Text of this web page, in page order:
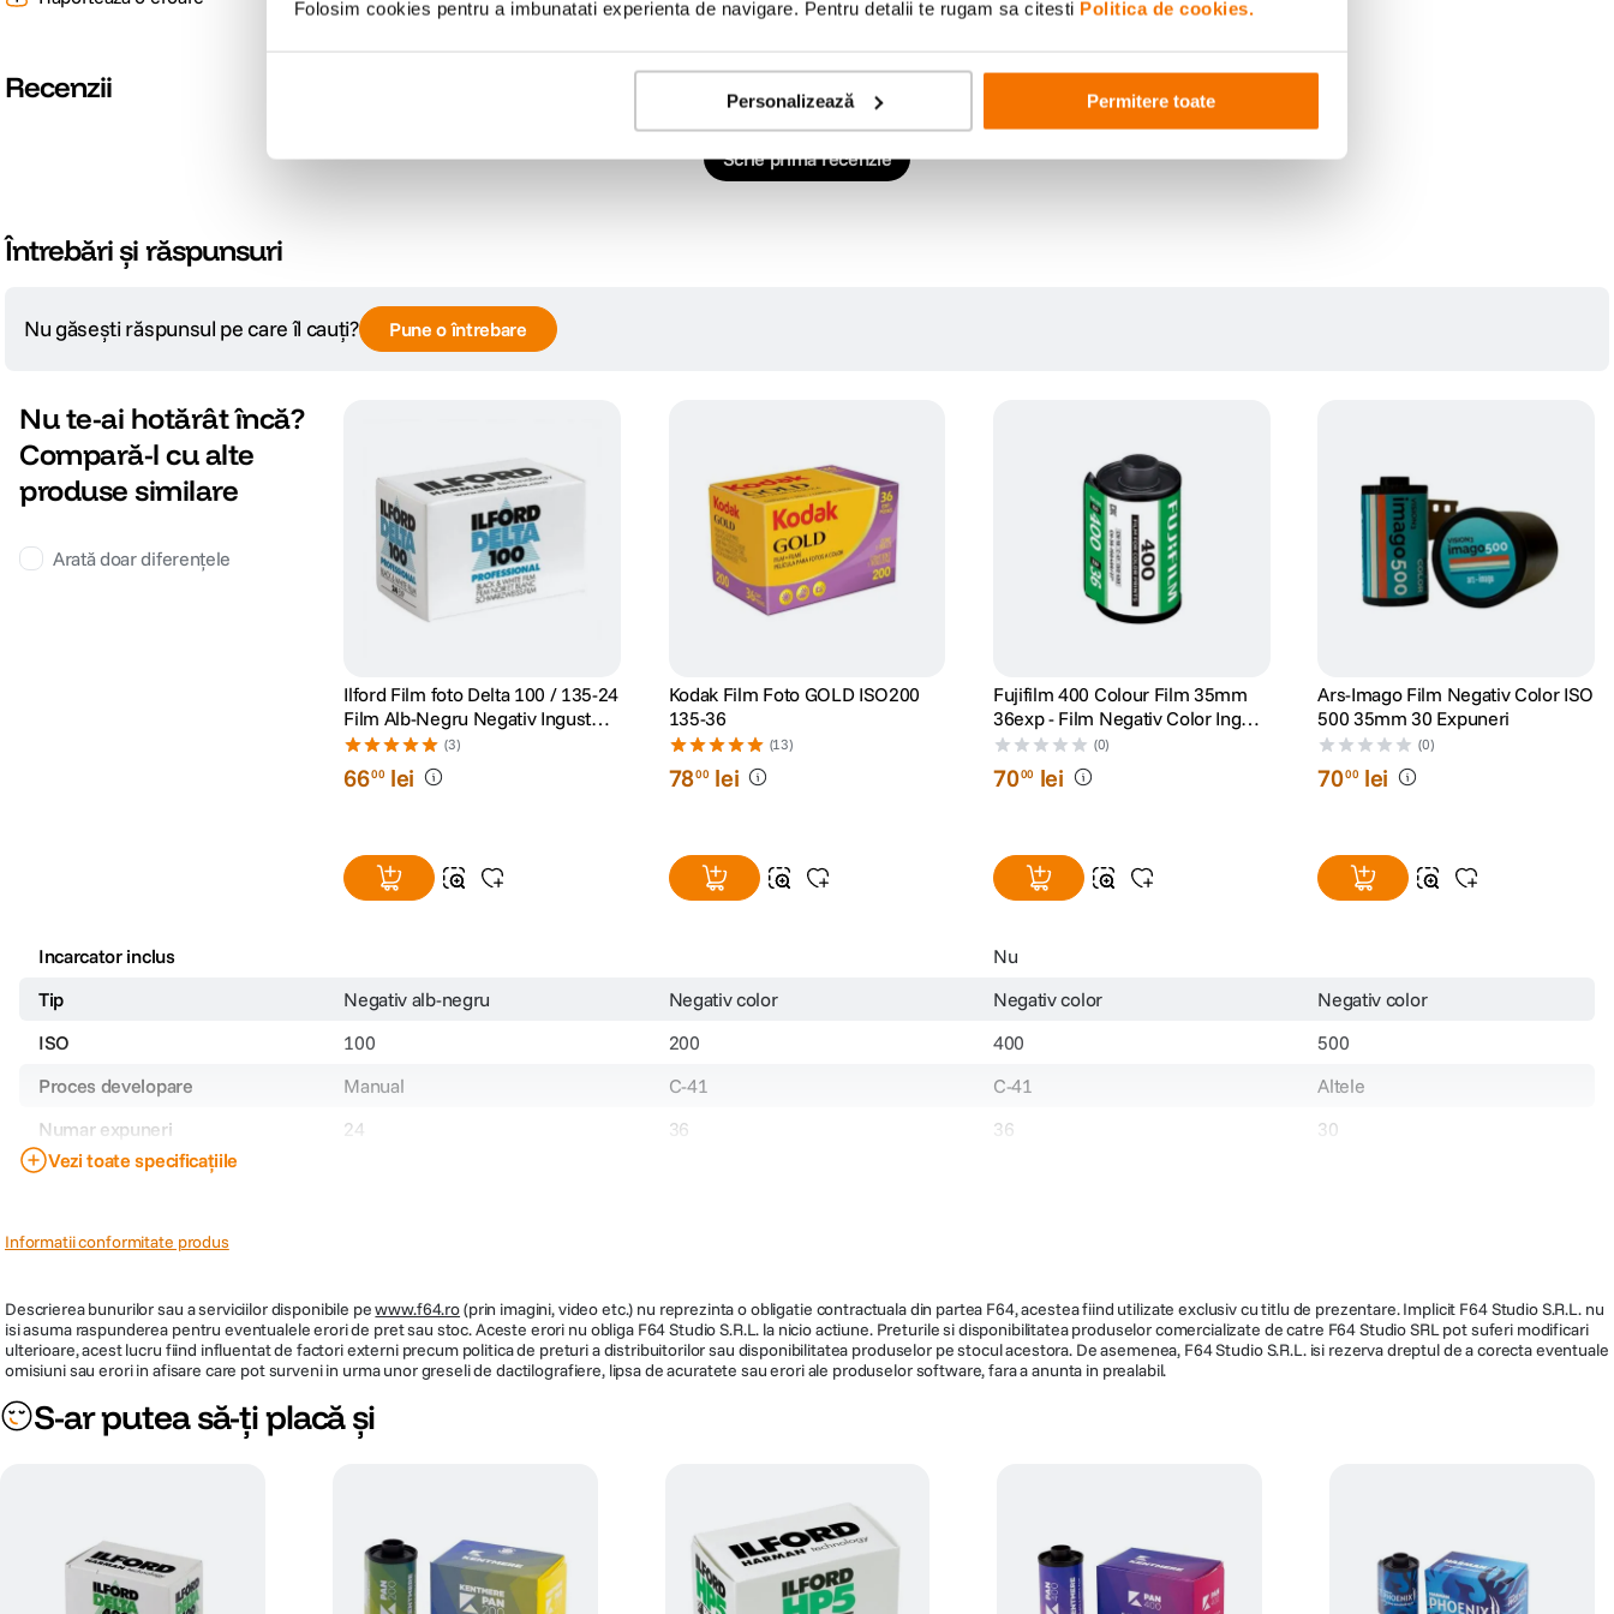
Folosim cookies pentru a imbunatati experienta de navigare. Pentru detalii te rugam sa citesti Politica de cookies.
Personalizează Permitere toate
Recenzii
Scrie prima recenzie
Întrebări și răspunsuri
Nu găsești răspunsul pe care îl cauți? Pune o întrebare
Nu te-ai hotărât încă?
Compară-l cu alte
produse similare
Arată doar diferențele
Ilford Film foto Delta 100 / 135-24
Film Alb-Negru Negativ Ingust
ISO 100 135-24
(3)
6600 lei
Kodak Film Foto GOLD ISO200
135-36
(13)
7800 lei
Fujifilm 400 Colour Film 35mm
36exp - Film Negativ Color Ingust
ISO 400
(0)
7000 lei
Ars-Imago Film Negativ Color ISO
500 35mm 30 Expuneri
(0)
7000 lei
Incarcator inclus
Nu
Tip
Negativ alb-negru Negativ color Negativ color
Negativ color
ISO
100 200 400
500
Proces developare
Manual C-41 C-41
Altele
Numar expuneri
24 36 36
30
Cod producator
Vezi toate specificațiile
Informatii conformitate produs
Descrierea bunurilor sau a serviciilor disponibile pewww.f64.ro(prin imagini, video etc.) nu reprezinta o obligatie contractuala din partea F64, acestea fiind utilizate exclusiv cu titlu de prezentare. Implicit F64 Studio S.R.L. nu
isi asuma raspunderea pentru eventualele erori de pret sau stoc. Aceste erori nu obliga F64 Studio S.R.L. la nicio actiune. Preturile si disponibilitatea produselor comercializate de catre F64 Studio SRL pot suferi modificari
ulterioare, acest lucru fiind influentat de factori externi precum politica de preturi a distribuitorilor sau disponibilitatea produselor pe stocul acestora. De asemenea, F64 Studio S.R.L. isi rezerva dreptul de a corecta eventuale
omisiuni sau erori in afisare care pot surveni in urma unor greseli de dactilografiere, lipsa de acuratete sau erori ale produselor software, fara a anunta in prealabil.
S-ar putea să-ți placă și